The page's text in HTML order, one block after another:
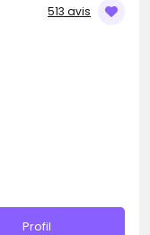
513 avis
Profil